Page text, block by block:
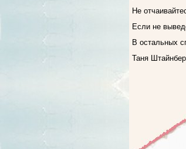
Не
Если не
В остальных
Таня